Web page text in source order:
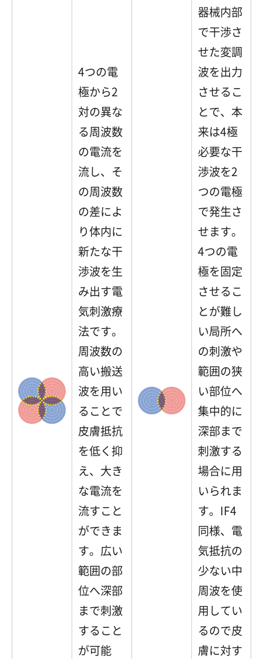
4つの電
極から2
対の異な
る周波数
の電流を
流し、そ
の周波数
の差によ
り体内に
新たな干
渉波を生
み出す電
気刺激療
法です。
周波数の
高い搬送
波を用い
ることで
皮膚抵抗
を低く抑
え、大き
な電流を
流すこと
ができま
す。広い
範囲の部
位へ深部
まで刺激
すること
が可能
器械内部
で干渉さ
せた変調
波を出力
させるこ
とで、本
来は4極
必要な干
渉波を2
つの電極
で発生さ
せます。
4つの電
極を固定
させるこ
とが難し
い局所へ
の刺激や
範囲の狭
い部位へ
集中的に
深部まで
刺激する
場合に用
いられま
す。IF4
同様、電
気抵抗の
少ない中
周波を使
用してい
るので皮
膚に対す